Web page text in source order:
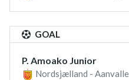
GOAL
P. Amoako Junior
Nordsjælland -